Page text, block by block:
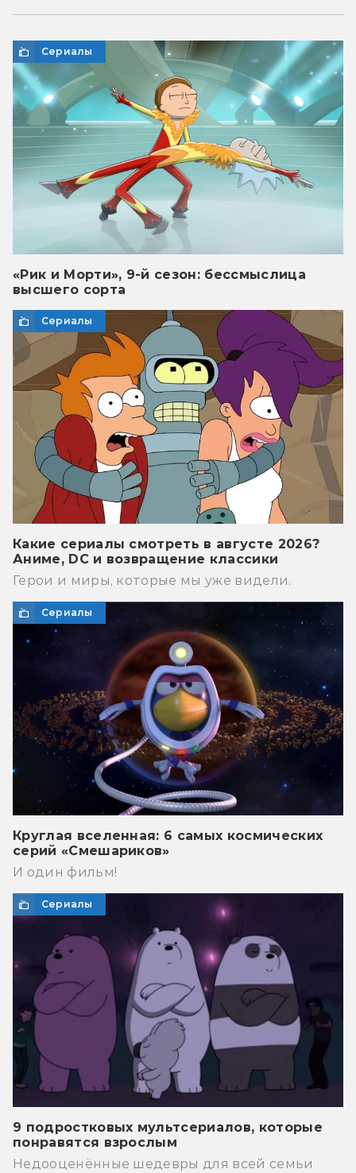
Сериалы
«Рик и Морти», 9-й сезон: бессмыслица
высшего сорта
Сериалы
Какие сериалы смотреть в августе 2026?
Аниме, DC и возвращение классики
Герои и миры, которые мы уже видели.
Сериалы
Круглая вселенная: 6 самых космических
серий «Смешариков»
И один фильм!
Сериалы
9 подростковых мультсериалов, которые
понравятся взрослым
Недооценённые шедевры для всей семьи